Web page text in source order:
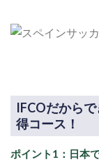
IFCOだから
得コース！
ポイント1：日本